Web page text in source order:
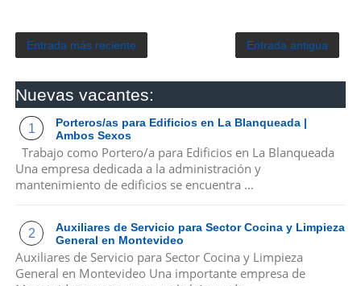
Entrada más reciente Entrada antigua
Nuevas vacantes:
Porteros/as para Edificios en La Blanqueada |
Ambos Sexos
Trabajo como Portero/a para Edificios en La Blanqueada
Una empresa dedicada a la administración y
mantenimiento de edificios se encuentra ...
Auxiliares de Servicio para Sector Cocina y Limpieza
General en Montevideo
Auxiliares de Servicio para Sector Cocina y Limpieza
General en Montevideo Una importante empresa de